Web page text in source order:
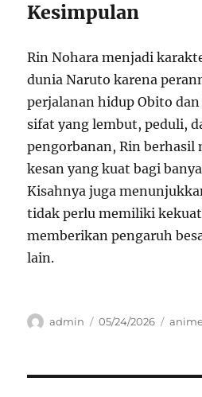
Kesimpulan
Rin Nohara menjadi
dunia Naruto karena
perjalanan hidup Obito
sifat yang lembut, peduli,
pengorbanan, Rin berhasil
kesan yang kuat bagi
Kisahnya juga
tidak perlu memiliki
memberikan pengaruh
lain.
Author
admin
Posted
05/24/2026